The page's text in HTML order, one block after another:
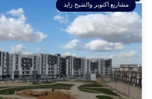
مشاريع اكتوبر والشيخ زايد